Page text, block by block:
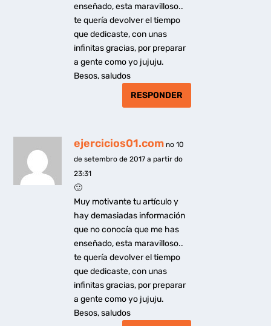
enseñado, esta maravilloso..
te quería devolver el tiempo
que dedicaste, con unas
infinitas gracias, por preparar
a gente como yo jujuju.
Besos, saludos
RESPONDER
ejercicios01.com no 10
de setembro de 2017 a partir do
23:31
🙂
Muy motivante tu artículo y
hay demasiadas información
que no conocía que me has
enseñado, esta maravilloso..
te quería devolver el tiempo
que dedicaste, con unas
infinitas gracias, por preparar
a gente como yo jujuju.
Besos, saludos